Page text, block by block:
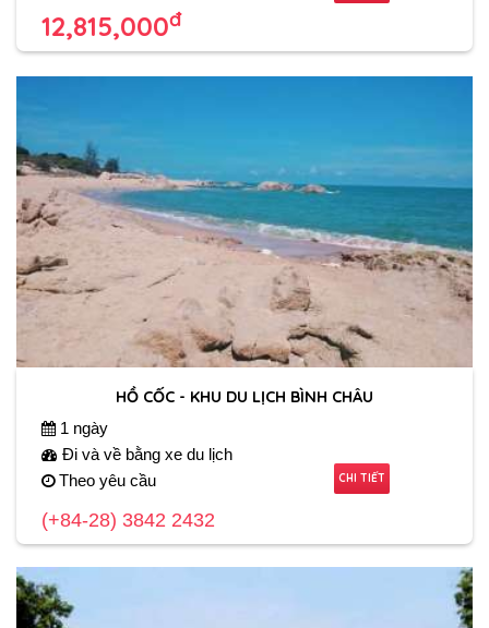
12,815,000đ
HỒ CỐC - KHU DU LỊCH BÌNH CHÂU
1 ngày
Đi và về bằng xe du lịch
Theo yêu cầu
(+84-28) 3842 2432
CHI TIẾT